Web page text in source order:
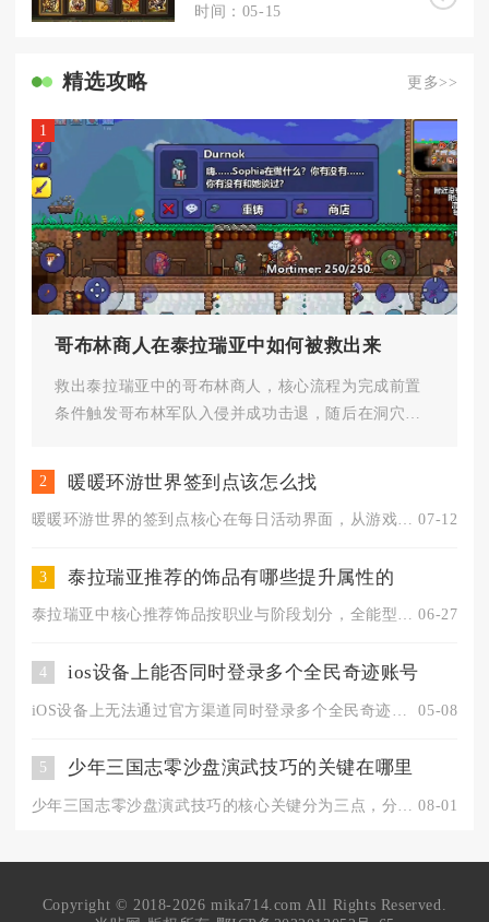
时间：05-15
精选攻略 更多>>
1
哥布林商人在泰拉瑞亚中如何被救出来
救出泰拉瑞亚中的哥布林商人，核心流程为完成前置
条件触发哥布林军队入侵并成功击退，随后在洞穴层
2 暖暖环游世界签到点该怎么找
暖暖环游世界的签到点核心在每日活动界面，从游戏主界面右上角“... 07-12
3 泰拉瑞亚推荐的饰品有哪些提升属性的
泰拉瑞亚中核心推荐饰品按职业与阶段划分，全能型优先选天界壳、... 06-27
4 ios设备上能否同时登录多个全民奇迹账号
05-08
5 少年三国志零沙盘演武技巧的关键在哪里
08-01
Copyright © 2018-2026 mika714.com All Rights Reserved.